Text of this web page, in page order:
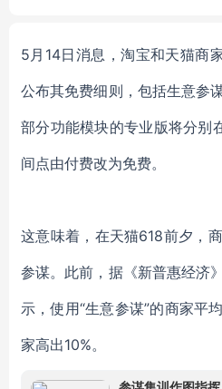
5月14日消息，淘宝和天猫商
公布其免费细则，包括生意参
部分功能模块的专业版将分别
间点由付费改为免费。
这意味着，在天猫618前夕，
参谋。此前， 据《新普惠经济
示，使用“生意参谋”的商家平
家高出10%。